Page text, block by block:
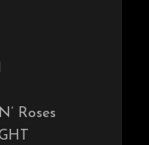
Roses